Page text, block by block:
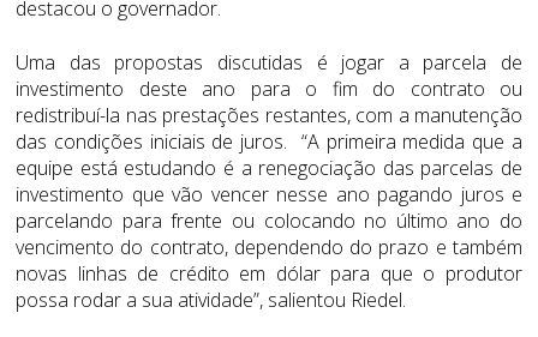
destacou o governador.
Uma das propostas discutidas é jogar a parcela de
investimento deste ano para o fim do contrato ou
redistribuí-la nas prestações restantes, com a manutenção
das condições iniciais de juros. “A primeira medida que a
equipe está estudando é a renegociação das parcelas de
investimento que vão vencer nesse ano pagando juros e
parcelando para frente ou colocando no último ano do
vencimento do contrato, dependendo do prazo e também
novas linhas de crédito em dólar para que o produtor
possa rodar a sua atividade”, salientou Riedel.